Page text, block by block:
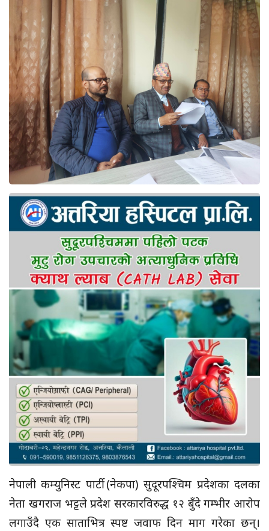
नेपाली कम्युनिस्ट पार्टी (नेकपा) सुदूरपश्चिम प्रदेशका दलका
नेता खगराज भट्टले प्रदेश सरकारविरुद्ध १२ बुँदे गम्भीर आरोप
लगाउँदै एक साताभित्र स्पष्ट जवाफ दिन माग गरेका छन्।